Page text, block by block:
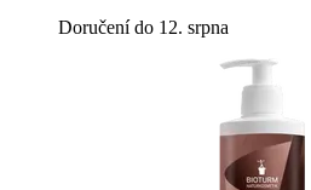
Doručení do 12. srpna